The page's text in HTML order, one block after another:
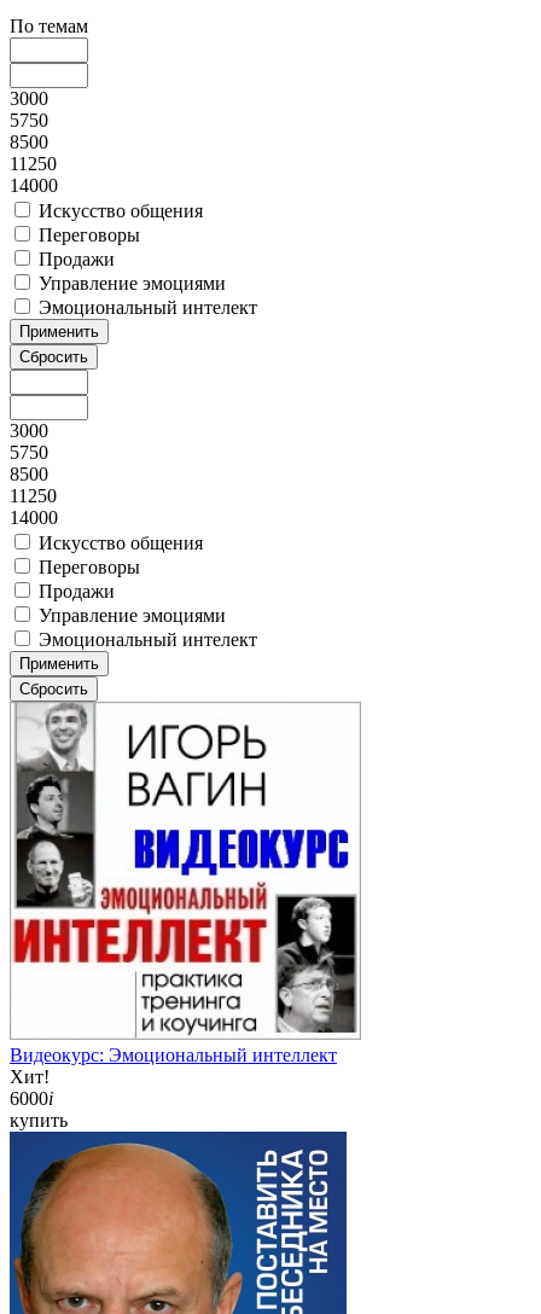
По темам
3000
5750
8500
11250
14000
Искусство общения
Переговоры
Продажи
Управление эмоциями
Эмоциональный интелект
3000
5750
8500
11250
14000
Искусство общения
Переговоры
Продажи
Управление эмоциями
Эмоциональный интелект
Видеокурс: Эмоциональный интеллект
Хит!
6000i
купить